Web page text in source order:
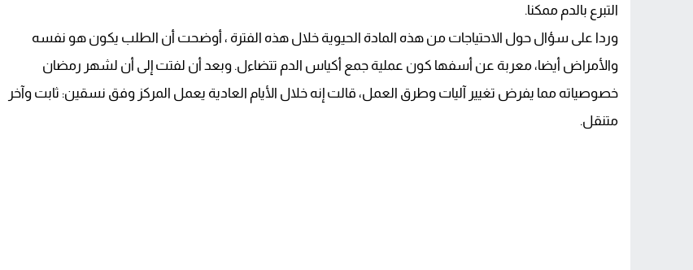
التبرع بالدم ممكنا.
وردا على سؤال حول الاحتياجات من هذه المادة الحيوية خلال هذه الفترة ، أوضحت أن الطلب يكون هو نفسه
والأمراض أيضا، معربة عن أسفها كون عملية جمع أكياس الدم تتضاءل. وبعد أن لفتت إلى أن لشهر رمضان
خصوصياته مما يفرض تغيير آليات وطرق العمل، قالت إنه خلال الأيام العادية يعمل المركز وفق نسقين: ثابت وآخر
متنقل.